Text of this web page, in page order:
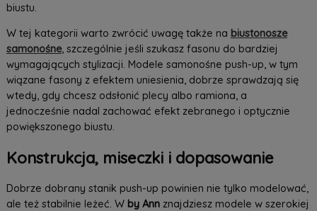
biustu.
W tej kategorii warto zwrócić uwagę także na biustonosze
samonośne, szczególnie jeśli szukasz fasonu do bardziej
wymagających stylizacji. Modele samonośne push-up, w tym
wiązane fasony z efektem uniesienia, dobrze sprawdzają się
wtedy, gdy chcesz odsłonić plecy albo ramiona, a
jednocześnie nadal zachować efekt zebranego i optycznie
powiększonego biustu.
Konstrukcja, miseczki i dopasowanie
Dobrze dobrany stanik push-up powinien nie tylko modelować,
ale też stabilnie leżeć. W by Annznajdziesz modele w szerokiej